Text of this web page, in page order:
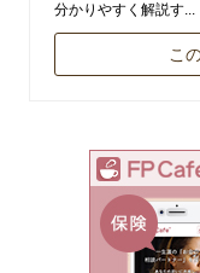
分かりやすく解説す...
こ